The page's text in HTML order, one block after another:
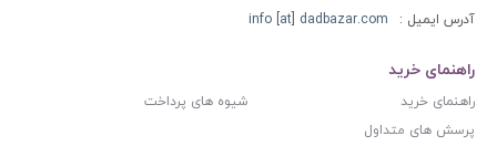
آدرس ایمیل : info [at] dadbazar.com
راهنمای خرید
راهنمای خرید
شیوه های پرداخت
پرسش های متداول